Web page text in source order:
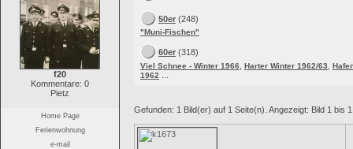
f20
Kommentare: 0
Pietz
Home Page
Ferienwohnung
e-mail
50er (248)
"Muni-Fischen"
60er (318)
Viel Schnee - Winter 1966 Harter Winter 1962/63
1962
Gefunden: 1 Bild(er) auf 1 Seite(n). Angezeigt: Bild 1 bis